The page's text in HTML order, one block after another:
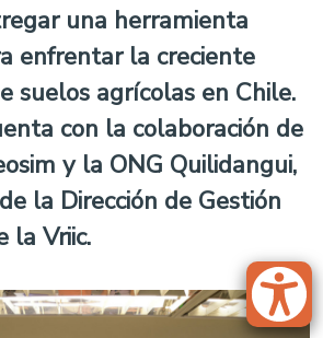
una herramienta
enfrentar la creciente
suelos agrícolas en Chile.
con la colaboración de
y la ONG Quilidangui,
la Dirección de Gestión
la Vriic.